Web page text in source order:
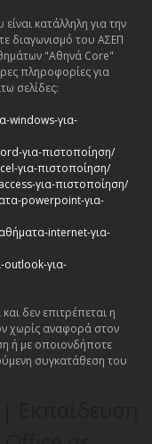
κατάλληλη για την
διαγωνισμό του ΑΣΕΠ
"Αθηνά Core"
πληροφορίες για
σελίδες:
windows-για-
για-πιστοποίηση/
για-πιστοποίηση/
για-πιστοποίηση/
powerpoint-για-
internet-για-
για-
δεν επιτρέπεται η
χωρίς αναφορά στον
ή με οποιονδήποτε
συγκατάθεση του